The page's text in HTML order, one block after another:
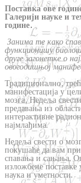
Поставка ове
Галерији науке и
године.
Занима те како
функционишу
друге загонетке о
овогодишњој
Традиционално,
манифестација у
мозга, Недеља
предавања из
интерактивне
најмлађима.
Недеља свести о
покушаће да вам
спавања и сањања.
изложбене поставке
наука и уметности.